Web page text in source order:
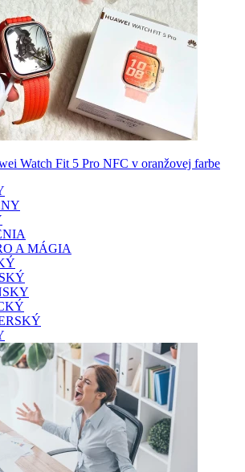
Watch Fit 5 Pro NFC v oranžovej farbe
A MÁGIA